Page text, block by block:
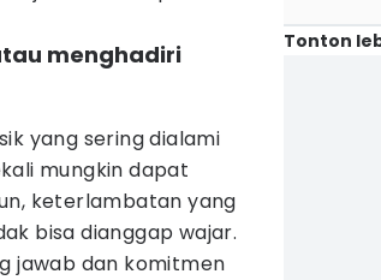
menghadiri
yang sering dialami
mungkin dapat
keterlambatan yang
bisa dianggap wajar.
jawab dan komitmen
Tonton